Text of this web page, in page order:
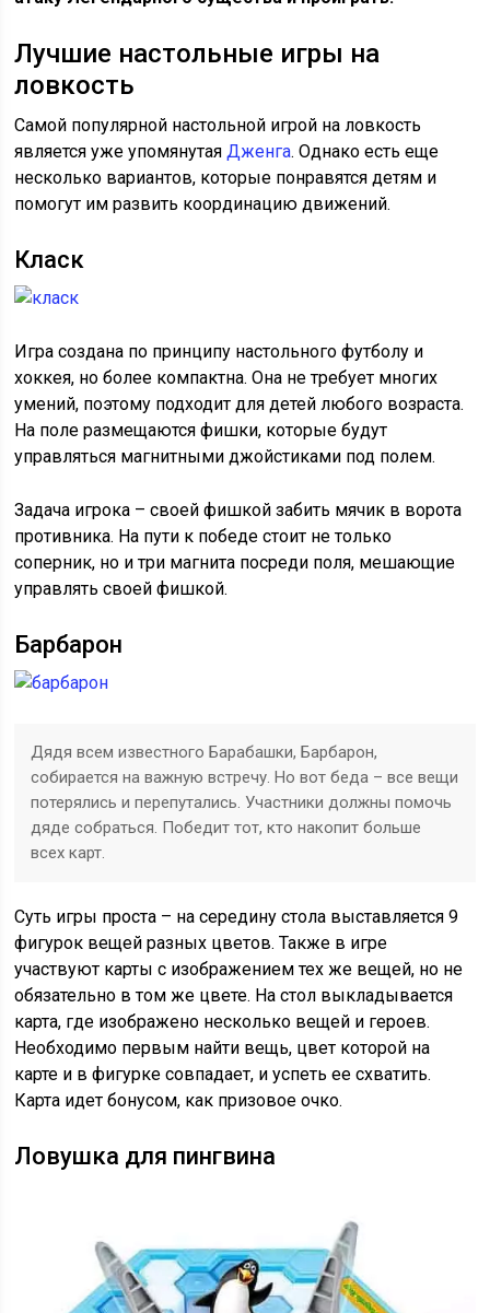
Лучшие настольные игры на
ловкость
Самой популярной настольной игрой на ловкость
является уже упомянутая Дженга. Однако есть еще
несколько вариантов, которые понравятся детям и
помогут им развить координацию движений.
Класк
Игра создана по принципу настольного футболу и
хоккея, но более компактна. Она не требует многих
умений, поэтому подходит для детей любого возраста.
На поле размещаются фишки, которые будут
управляться магнитными джойстиками под полем.
Задача игрока – своей фишкой забить мячик в ворота
противника. На пути к победе стоит не только
соперник, но и три магнита посреди поля, мешающие
управлять своей фишкой.
Барбарон
Дядя всем известного Барабашки, Барбарон,
собирается на важную встречу. Но вот беда – все вещи
потерялись и перепутались. Участники должны помочь
дяде собраться. Победит тот, кто накопит больше
всех карт.
Суть игры проста – на середину стола выставляется 9
фигурок вещей разных цветов. Также в игре
участвуют карты с изображением тех же вещей, но не
обязательно в том же цвете. На стол выкладывается
карта, где изображено несколько вещей и героев.
Необходимо первым найти вещь, цвет которой на
карте и в фигурке совпадает, и успеть ее схватить.
Карта идет бонусом, как призовое очко.
Ловушка для пингвина